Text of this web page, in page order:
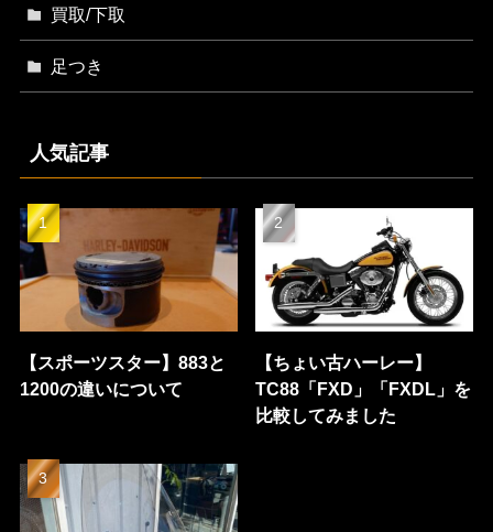
買取/下取
足つき
人気記事
【スポーツスター】883と
1200の違いについて
【ちょい古ハーレー】
TC88「FXD」「FXDL」を
比較してみました